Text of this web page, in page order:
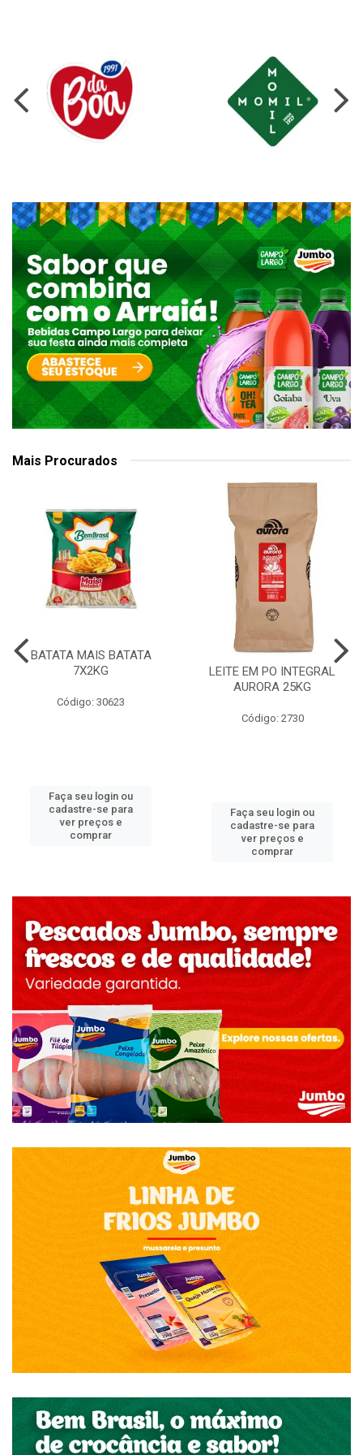
Mais Procurados
BATATA MAIS BATATA
7X2KG
Código: 30623
Faça seu login ou
cadastre-se para
ver preços e
comprar
LEITE EM PO INTEGRAL
AURORA 25KG
Código: 2730
Faça seu login ou
cadastre-se para
ver preços e
comprar